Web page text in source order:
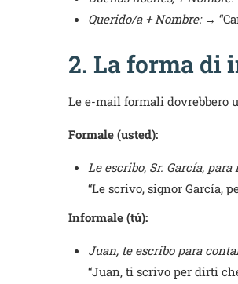
Querido/a + Nombre:→
2. La forma di
Le e-mail formali dovrebbero
Formale (usted):
Le escribo, Sr. García,
“Le scrivo, signor García,
Informale (tú):
Juan, te escribo para
“Juan, ti scrivo per dirti